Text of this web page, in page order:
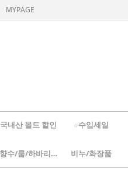
MYPAGE
국내산 몰드 할인 ☆수입세일
향수/룸/하바리움 비누/화장품